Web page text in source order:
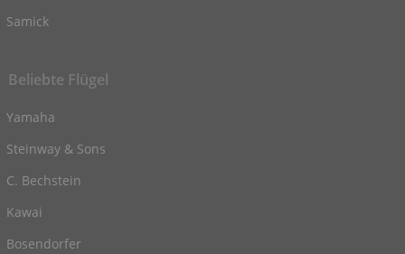
Samick
Beliebte Flügel
Yamaha
Steinway & Sons
C. Bechstein
Kawai
Bosendorfer